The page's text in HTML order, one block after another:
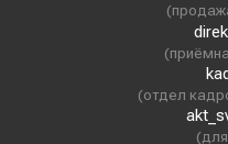
(отдел